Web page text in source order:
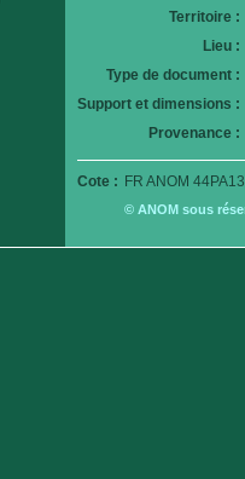
Territoire :
Lieu :
Type de document :
Support et dimensions :
Provenance :
Cote : FR ANOM
© ANOM sous